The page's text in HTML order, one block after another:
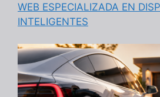
WEB ESPECIALIZADA EN
INTELIGENTES